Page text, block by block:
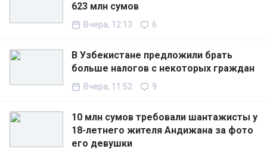
623 млн сумов
Вчера, 12:13 6
В Узбекистане предложили брать
больше налогов с некоторых граждан
Вчера, 11:52 9
10 млн сумов требовали шантажисты у
18-летнего жителя Андижана за фото
его девушки